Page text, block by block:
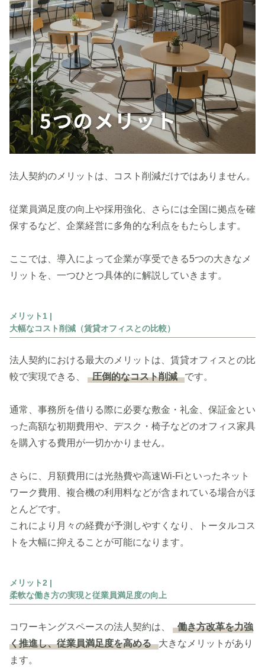
法人契約のメリットは、コスト削減だけではありません。
従業員満足度の向上や採用強化、さらには全国に拠点を確
保するなど、企業経営に多角的な利点をもたらします。
ここでは、導入によって企業が享受できる5つの大きなメ
リットを、一つひとつ具体的に解説していきます。
メリット1 |
大幅なコスト削減（賃貸オフィスとの比較）
法人契約における最大のメリットは、賃貸オフィスとの比
較で実現できる、
圧倒的なコスト削減 です。
通常、事務所を借りる際に必要な敷金・礼金、保証金とい
った高額な初期費用や、デスク・椅子などのオフィス家具
を購入する費用が一切かかりません。
さらに、月額費用には光熱費や高速Wi-Fiといったネット
ワーク費用、複合機の利用料などが含まれている場合がほ
とんどです。
これにより月々の経費が予測しやすくなり、トータルコス
トを大幅に抑えることが可能になります。
メリット2 |
柔軟な働き方の実現と従業員満足度の向上
コワーキングスペースの法人契約は、
働き方改革を力強
く推進し、従業員満足度を高める 大きなメリットがあり
ます。